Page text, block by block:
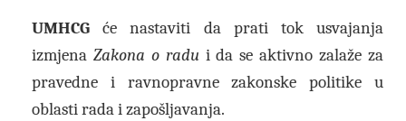
UMHCG će nastaviti da prati tok usvajanja
izmjena Zakona o radui da se aktivno zalaže za
pravedne i ravnopravne zakonske politike u
oblasti rada i zapošljavanja.